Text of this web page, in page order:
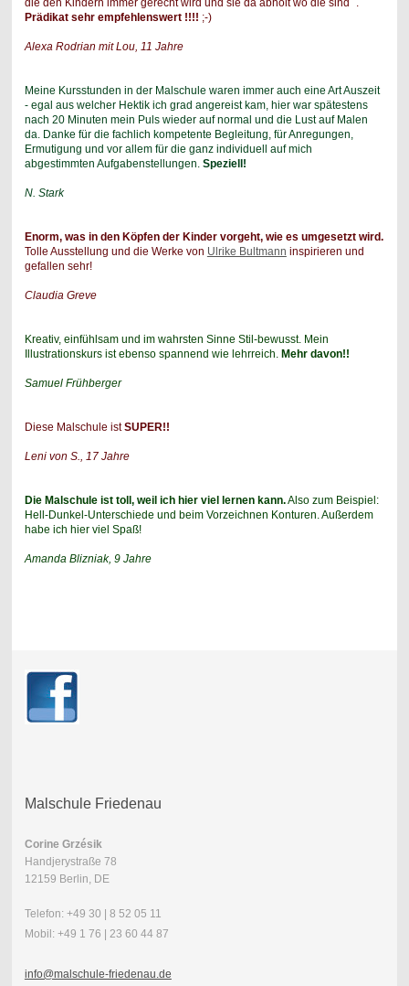
die den Kindern immer gerecht wird und sie da abholt wo die sind .
Prädikat sehr empfehlenswert !!!! ;-)
Alexa Rodrian mit Lou, 11 Jahre
Meine Kursstunden in der Malschule waren immer auch eine Art Auszeit
- egal aus welcher Hektik ich grad angereist kam, hier war spätestens
nach 20 Minuten mein Puls wieder auf normal und die Lust auf Malen
da. Danke für die fachlich kompetente Begleitung, für Anregungen,
Ermutigung und vor allem für die ganz individuell auf mich
abgestimmten Aufgabenstellungen. Speziell!
N. Stark
Enorm, was in den Köpfen der Kinder vorgeht, wie es umgesetzt wird.
Tolle Ausstellung und die Werke von Ulrike Bultmann inspirieren und
gefallen sehr!
Claudia Greve
Kreativ, einfühlsam und im wahrsten Sinne Stil-bewusst. Mein
Illustrationskurs ist ebenso spannend wie lehrreich. Mehr davon!!
Samuel Frühberger
Diese Malschule istSUPER!!
Leni von S., 17 Jahre
Die Malschule ist toll, weil ich hier viel lernen kann.Also zum Beispiel:
Hell-Dunkel-Unterschiede und beim Vorzeichnen Konturen. Außerdem
habe ich hier viel Spaß!
Amanda Blizniak, 9 Jahre
Malschule Friedenau
Corine Grzésik
Handjerystraße 78
12159 Berlin, DE
Telefon: +49 30 | 8 52 05 11
Mobil: +49 1 76 | 23 60 44 87
info@malschule-friedenau.de